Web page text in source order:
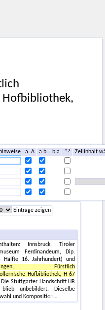
Hofbibliothek,
a=A a b = b a *?
Zellinhalt
Einträge zeigen
Innsbruck, Tiroler
Ferdinandeum, Dip.
Hälfte 16. Jahrhundert) und
Fürstlich
Hofbibliothek, H 67
Stuttgarter Handschrift HB
unbebildert. Dieselbe
und Komposition